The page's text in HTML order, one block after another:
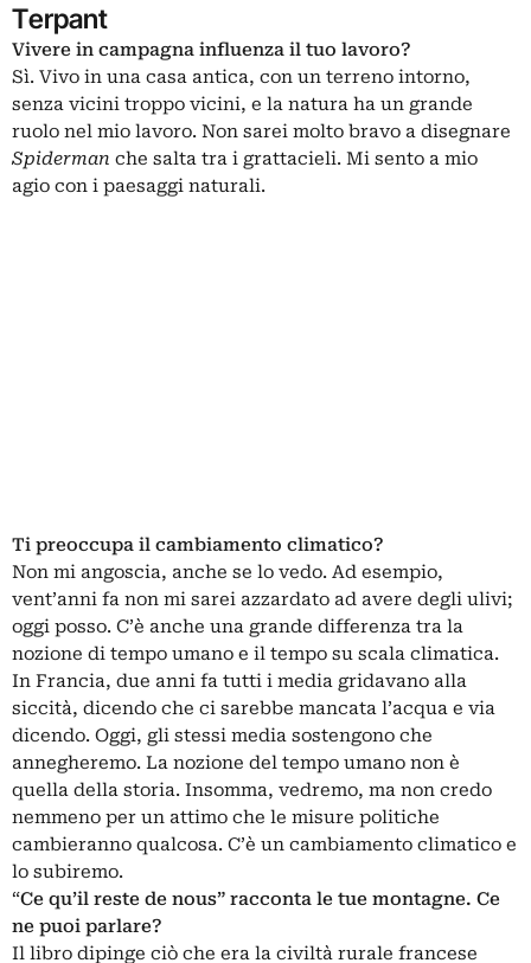
Terpant
Vivere in campagna influenza il tuo lavoro?
Sì. Vivo in una casa antica, con un terreno intorno,
senza vicini troppo vicini, e la natura ha un grande
ruolo nel mio lavoro. Non sarei molto bravo a disegnare
Spiderman che salta tra i grattacieli. Mi sento a mio
agio con i paesaggi naturali.
Ti preoccupa il cambiamento climatico?
Non mi angoscia, anche se lo vedo. Ad esempio,
vent’anni fa non mi sarei azzardato ad avere degli ulivi;
oggi posso. C’è anche una grande differenza tra la
nozione di tempo umano e il tempo su scala climatica.
In Francia, due anni fa tutti i media gridavano alla
siccità, dicendo che ci sarebbe mancata l’acqua e via
dicendo. Oggi, gli stessi media sostengono che
annegheremo. La nozione del tempo umano non è
quella della storia. Insomma, vedremo, ma non credo
nemmeno per un attimo che le misure politiche
cambieranno qualcosa. C’è un cambiamento climatico e
lo subiremo.
“Ce qu’il reste de nous” racconta le tue montagne. Ce
ne puoi parlare?
Il libro dipinge ciò che era la civiltà rurale francese